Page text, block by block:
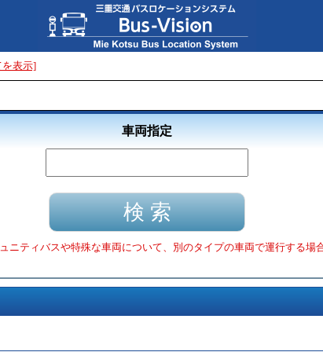
を表示]
車両指定
ニティバスや特殊な車両について、別のタイプの車両で運行する場